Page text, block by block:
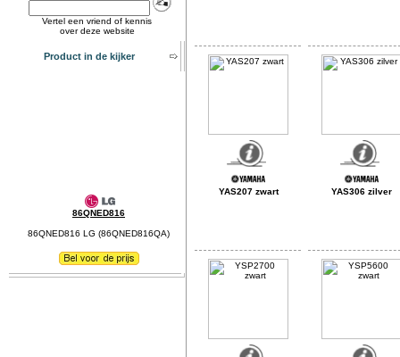
Vertel een vriend of kennis
over deze website
Product in de kijker
86QNED816
86QNED816 LG (86QNED816QA)
YAS207 zwart YAS306 zilver